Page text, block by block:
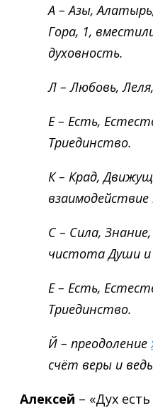
А – Азы,
Гора, 1,
духовность.
Л – Любовь,
Е – Есть,
Триединство.
К – Крад,
С – Сила,
чистота Души
Е – Есть,
Триединство.
Й – преодоление
счёт веры и
Алексей – «Дух